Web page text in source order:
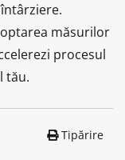
măsurilor
procesul
tău.
Tipărire